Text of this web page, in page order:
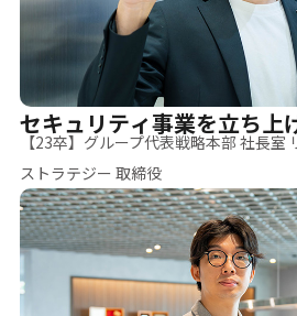
セキュリティ事業を立ち上
【23卒】グループ代表戦略本部 社長室
ストラテジー 取締役